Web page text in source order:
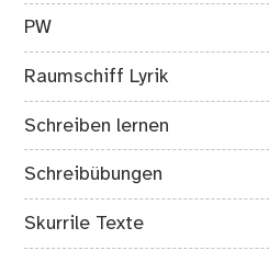
PW
Raumschiff Lyrik
Schreiben lernen
Schreibübungen
Skurrile Texte